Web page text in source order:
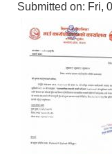
Submitted on: Fri,